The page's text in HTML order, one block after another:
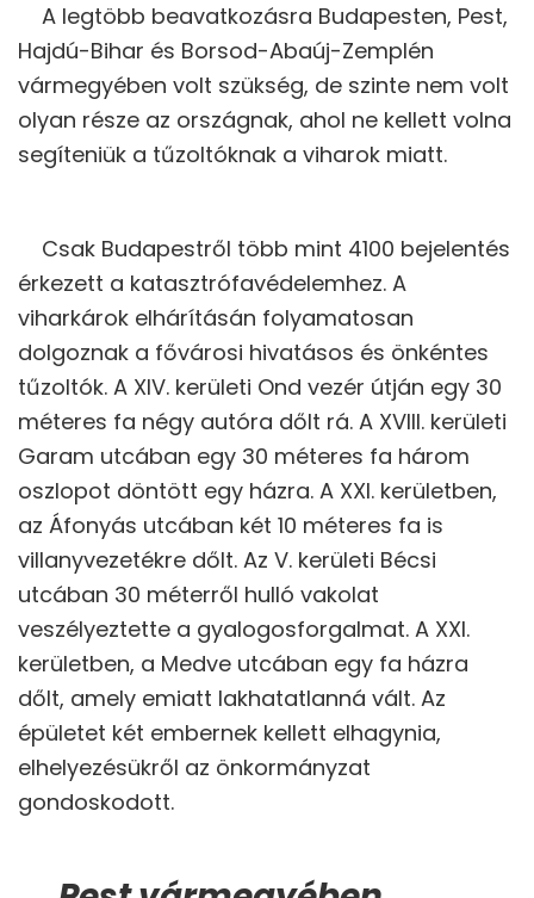
A legtöbb beavatkozásra Budapesten, Pest,
Hajdú-Bihar és Borsod-Abaúj-Zemplén
vármegyében volt szükség, de szinte nem volt
olyan része az országnak, ahol ne kellett volna
segíteniük a tűzoltóknak a viharok miatt.
Csak Budapestről több mint 4100 bejelentés
érkezett a katasztrófavédelemhez. A
viharkárok elhárításán folyamatosan
dolgoznak a fővárosi hivatásos és önkéntes
tűzoltók. A XIV. kerületi Ond vezér útján egy 30
méteres fa négy autóra dőlt rá. A XVIII. kerületi
Garam utcában egy 30 méteres fa három
oszlopot döntött egy házra. A XXI. kerületben,
az Áfonyás utcában két 10 méteres fa is
villanyvezetékre dőlt. Az V. kerületi Bécsi
utcában 30 méterről hulló vakolat
veszélyeztette a gyalogosforgalmat. A XXI.
kerületben, a Medve utcában egy fa házra
dőlt, amely emiatt lakhatatlanná vált. Az
épületet két embernek kellett elhagynia,
elhelyezésükről az önkormányzat
gondoskodott.